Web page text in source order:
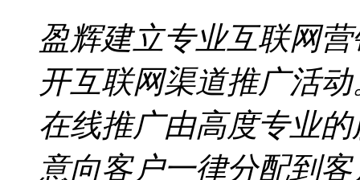
盈辉建立专业互联网
开互联网渠道推广活动
在线推广由高度专业
意向客户一律分配到